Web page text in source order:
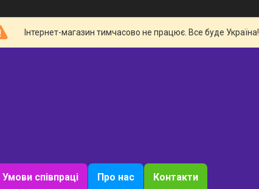
Інтернет-магазин тимчасово не працює. Все буде Україна!
Умови співпраці Про нас Контакти